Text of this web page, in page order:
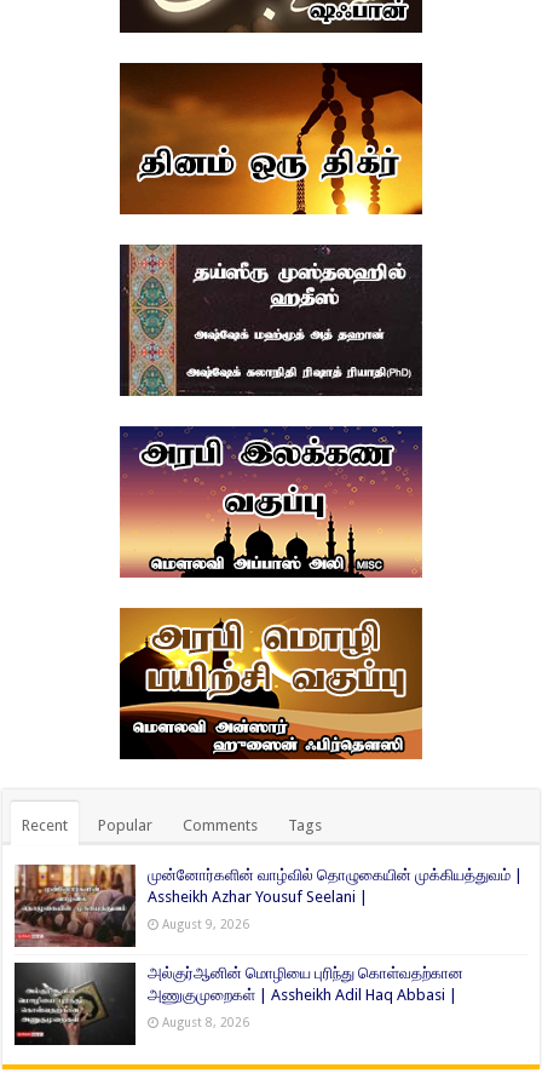
Recent Popular Comments Tags
முன்னோர்களின் வாழ்வில் தொழுகையின் முக்கியத்துவம் |
Assheikh Azhar Yousuf Seelani |
August 9, 2026
அல்குர்ஆனின் மொழியை புரிந்து கொள்வதற்கான
அணுகுமுறைகள் | Assheikh Adil Haq Abbasi |
August 8, 2026